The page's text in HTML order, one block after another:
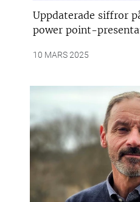
Uppdaterade siffror
power point-
10 MARS 2025